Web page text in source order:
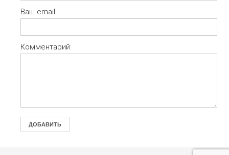
Ваш email:
Комментарий:
ДОБАВИТЬ